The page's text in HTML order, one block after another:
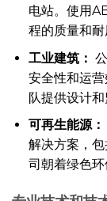
电站。使用
程的质量和耐
工业建筑：
安全性和运
队提供设计和
可再生能源：
解决方案，
司朝着绿色环